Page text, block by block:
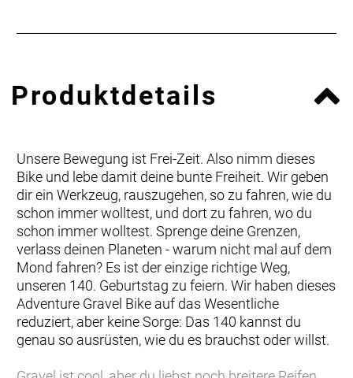
Produktdetails
Unsere Bewegung ist Frei-Zeit. Also nimm dieses
Bike und lebe damit deine bunte Freiheit. Wir geben
dir ein Werkzeug, rauszugehen, so zu fahren, wie du
schon immer wolltest, und dort zu fahren, wo du
schon immer wolltest. Sprenge deine Grenzen,
verlass deinen Planeten - warum nicht mal auf dem
Mond fahren? Es ist der einzige richtige Weg,
unseren 140. Geburtstag zu feiern. Wir haben dieses
Adventure Gravel Bike auf das Wesentliche
reduziert, aber keine Sorge: Das 140 kannst du
genau so ausrüsten, wie du es brauchst oder willst.